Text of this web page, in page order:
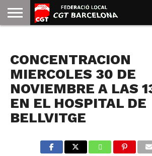
GOLDMAN
CONCENTRACION
MIERCOLES 30 DE
NOVIEMBRE A LAS
EN EL HOSPITAL DE
BELLVITGE